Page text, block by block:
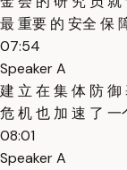
最 重要 的 安全 保
07:54
Speaker A
建 立 在 集 体 防
危 机 也 加 速 了
08:01
Speaker A